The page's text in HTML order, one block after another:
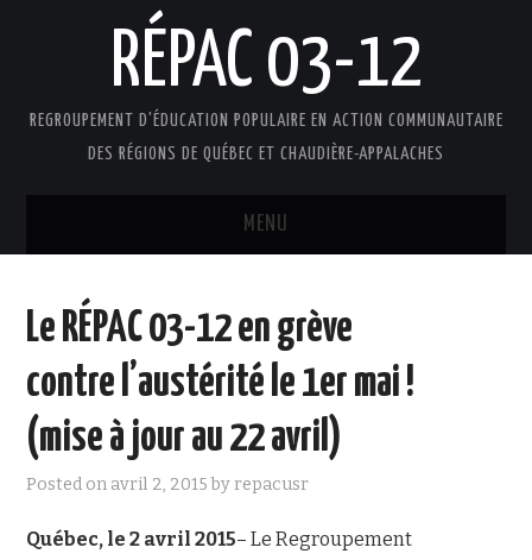
RÉPAC 03-12
REGROUPEMENT D'ÉDUCATION POPULAIRE EN ACTION COMMUNAUTAIRE
DES RÉGIONS DE QUÉBEC ET CHAUDIÈRE-APPALACHES
MENU
PRÉSENTATION
DOCUMENTS
FAIRE UN DON !
Le RÉPAC 03-12 en grève
contre l’austérité le 1er mai !
(mise à jour au 22 avril)
Posted on avril 2, 2015 byrepacusr
Québec, le 2 avril 2015– Le Regroupement